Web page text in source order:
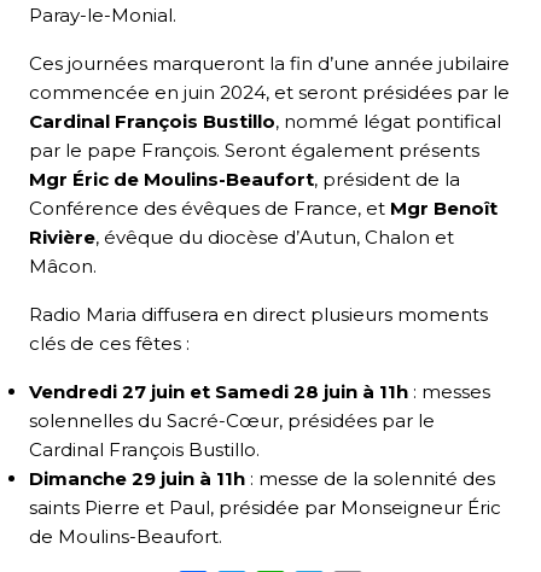
Paray-le-Monial.
Ces journées marqueront la fin d’une année jubilaire
commencée en juin 2024, et seront présidées par le
Cardinal François Bustillo, nommé légat pontifical
par le pape François. Seront également présents
Mgr Éric de Moulins-Beaufort, président de la
Conférence des évêques de France, et Mgr Benoît
Rivière, évêque du diocèse d’Autun, Chalon et
Mâcon.
Radio Maria diffusera en direct plusieurs moments
clés de ces fêtes :
Vendredi 27 juin et Samedi 28 juin à 11h : messes
solennelles du Sacré-Cœur, présidées par le
Cardinal François Bustillo.
Dimanche 29 juin à 11h : messe de la solennité des
saints Pierre et Paul, présidée par Monseigneur Éric
de Moulins-Beaufort.